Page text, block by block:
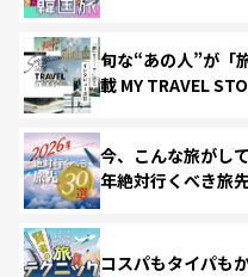
旬な“あの人”が「
載 MY TRAVEL
今、こんな旅がし
年絶対行くべき旅
コスパもタイパも